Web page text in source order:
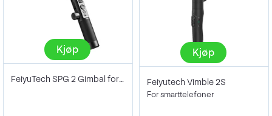
Kjøp
FeiyuTech SPG 2 Gimbal for Smartphone
Kjøp
Feiyutech Vimble 2S
For smarttelefoner